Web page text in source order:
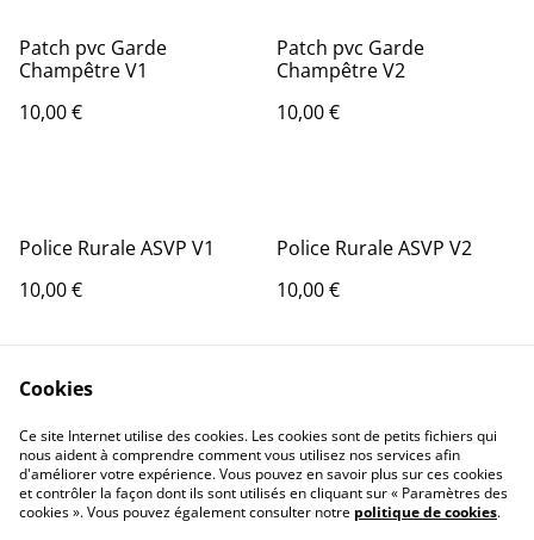
Patch pvc Garde
Champêtre V1
10,00 €
Patch pvc Garde
Champêtre V2
10,00 €
Police Rurale ASVP V1
10,00 €
Police Rurale ASVP V2
10,00 €
Contact Us
Legal Terms
Privacy Policy
Cookie Policy
Cookies
Ce site Internet utilise des cookies. Les cookies sont de petits fichiers qui
nous aident à comprendre comment vous utilisez nos services afin
d'améliorer votre expérience. Vous pouvez en savoir plus sur ces cookies
et contrôler la façon dont ils sont utilisés en cliquant sur « Paramètres des
cookies ». Vous pouvez également consulter notre politique de cookies.